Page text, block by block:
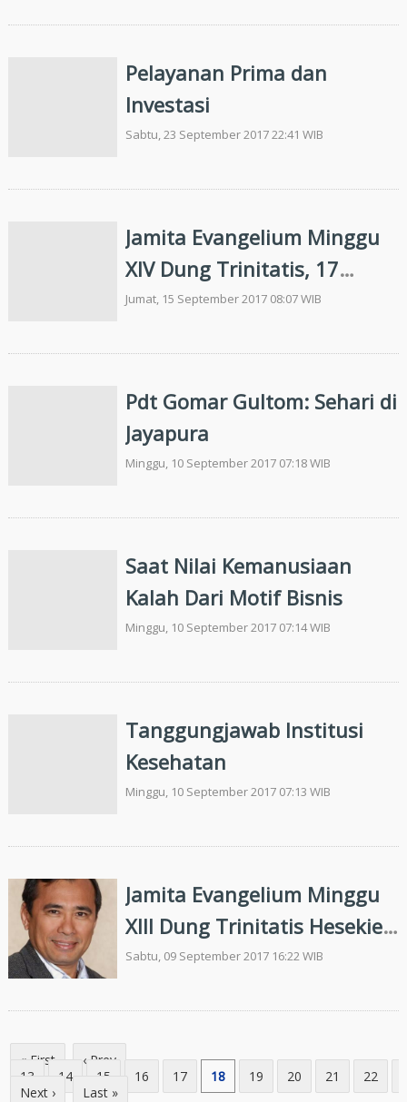
Pelayanan Prima dan
Investasi
Sabtu, 23 September 2017 22:41 WIB
Jamita Evangelium Minggu
XIV Dung Trinitatis, 17
September 2017: Roma 14:
Jumat, 15 September 2017 08:07 WIB
Pdt Gomar Gultom: Sehari di
Jayapura
Minggu, 10 September 2017 07:18 WIB
Saat Nilai Kemanusiaan
Kalah Dari Motif Bisnis
Minggu, 10 September 2017 07:14 WIB
Tanggungjawab Institusi
Kesehatan
Minggu, 10 September 2017 07:13 WIB
Jamita Evangelium Minggu
XIII Dung Trinitatis Hesekiel
33, 7-9 Dipabangkit Gabe
Sabtu, 09 September 2017 16:22 WIB
« First ‹ Prev
...
13
14 15 16 17 18 19 20 21 22
Next ›
Last »